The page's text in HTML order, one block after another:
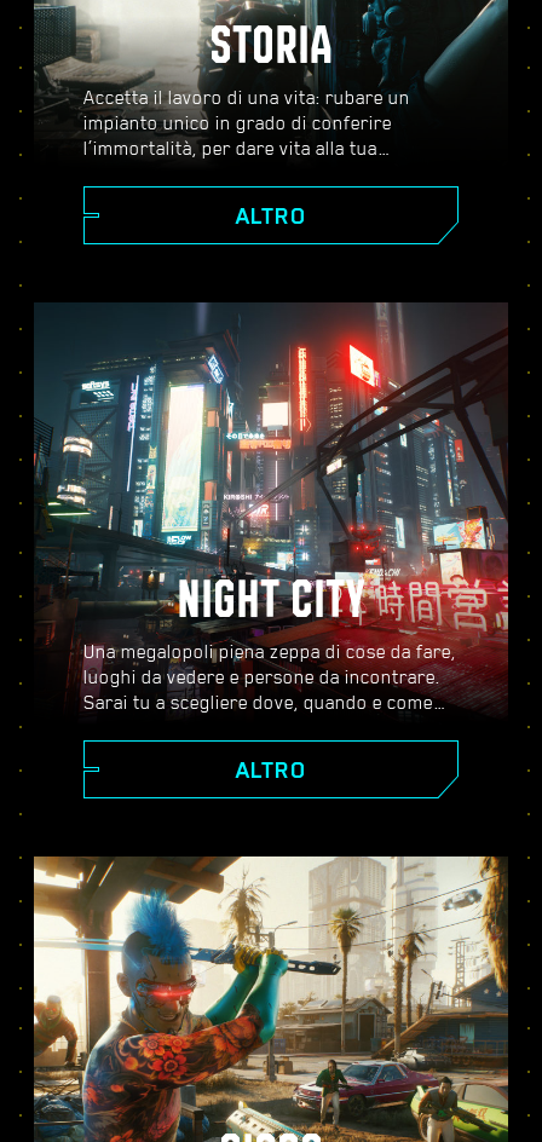
STORIA
Accetta il lavoro di una vita: rubare un
impianto unico in grado di conferire
l’immortalità, per dare vita alla tua
influenzano la storia e le persone attorno a
te. Accetta una serie di incarichi per
cyberpunk leggendario mentre scopri i
misteri legati al prezioso impianto che tutti
stanno disperatamente cercando di
ottenere.
ALTRO
NIGHT CITY
Una megalopoli piena zeppa di cose da fare,
luoghi da vedere e persone da incontrare.
Sarai tu a scegliere dove, quando e come
City è costellata di segreti da scoprire.
ALTRO